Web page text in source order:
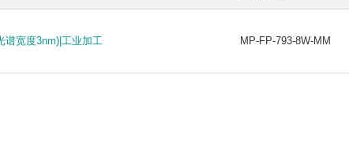
谱宽度3nm)|工业加工 MP-FP-793-8W-MM
谱宽度3nm)|工业加工 MP-FP-793-8W-MM